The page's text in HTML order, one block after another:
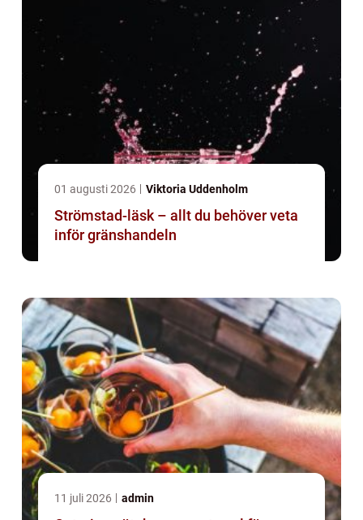
01 augusti 2026 Viktoria Uddenholm
Strömstad-läsk – allt du behöver veta
inför gränshandeln
11 juli 2026 admin